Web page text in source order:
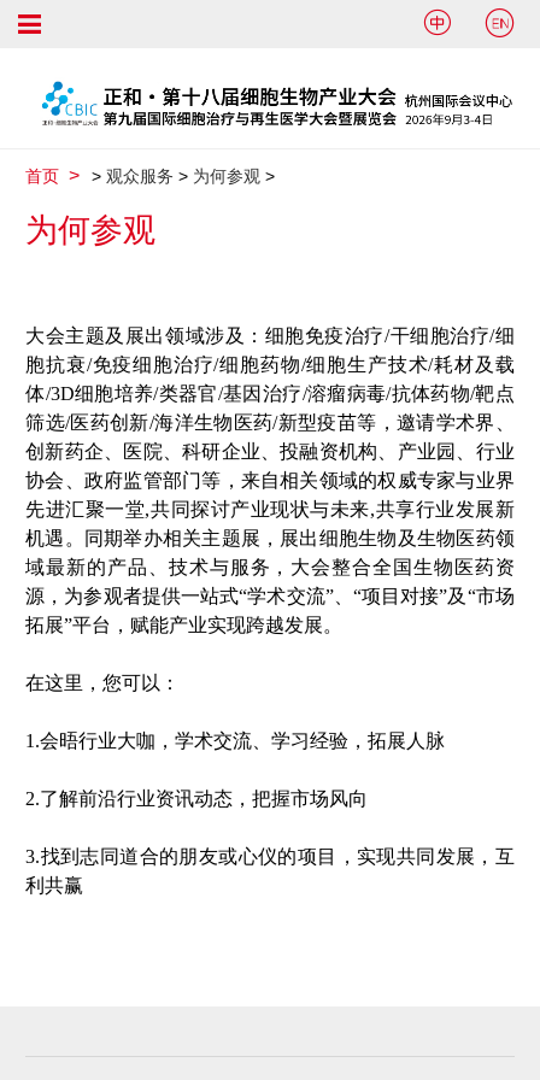
 
首页 >观众服务 > 为何参观 >
为何参观
大会主题及展出领域涉及：细胞免疫治疗/干细胞治疗/细
胞抗衰/免疫细胞治疗/细胞药物/细胞生产技术/耗材及载
体/3D细胞培养/类器官/基因治疗/溶瘤病毒/抗体药物/靶点
筛选/医药创新/海洋生物医药/新型疫苗等，邀请学术界、
创新药企、医院、科研企业、投融资机构、产业园、行业
协会、政府监管部门等，来自相关领域的权威专家与业界
先进汇聚一堂,共同探讨产业现状与未来,共享行业发展新
机遇。同期举办相关主题展，展出细胞生物及生物医药领
域最新的产品、技术与服务，大会整合全国生物医药资
源，为参观者提供一站式“学术交流”、“项目对接”及“市场
拓展”平台，赋能产业实现跨越发展。
在这里，您可以：
1.会晤行业大咖，学术交流、学习经验，拓展人脉
2.了解前沿行业资讯动态，把握市场风向
3.找到志同道合的朋友或心仪的项目，实现共同发展，互
利共赢